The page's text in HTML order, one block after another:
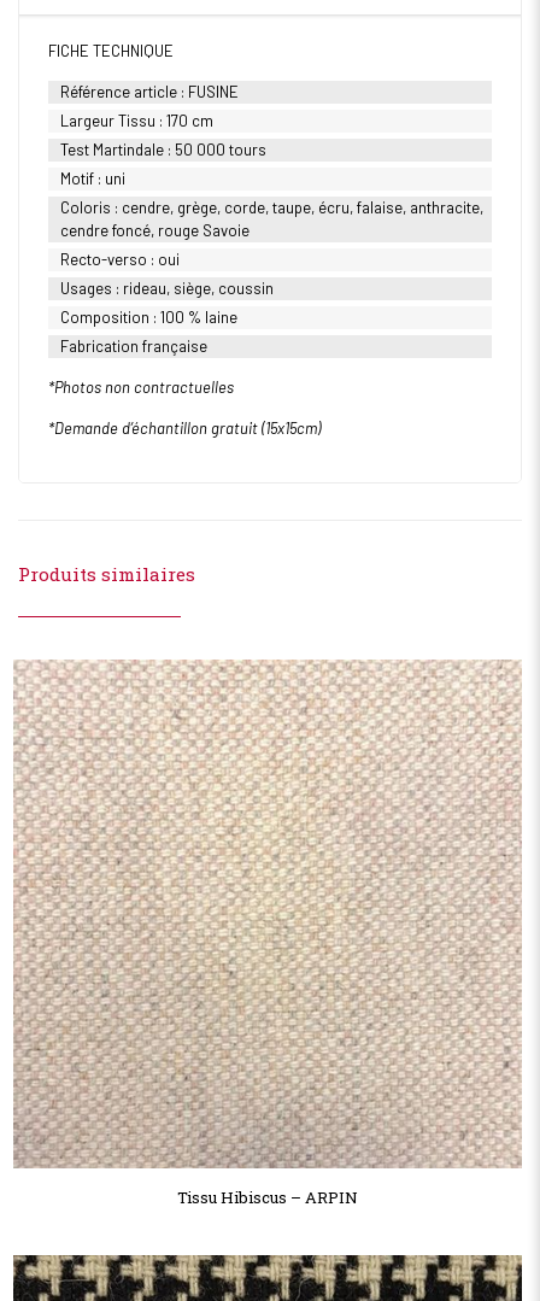
FICHE TECHNIQUE
Référence article : FUSINE
Largeur Tissu : 170 cm
Test Martindale : 50 000 tours
Motif : uni
Coloris : cendre, grège, corde, taupe, écru, falaise, anthracite,
cendre foncé, rouge Savoie
Recto-verso : oui
Usages : rideau, siège, coussin
Composition : 100 % laine
Fabrication française
*Photos non contractuelles
*Demande d’échantillon gratuit (15x15cm)
Produits similaires
Tissu Hibiscus – ARPIN